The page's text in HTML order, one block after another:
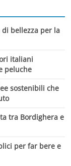
di bellezza per la
italiani
peluche
sostenibili che
tra Bordighera e
per far bere e